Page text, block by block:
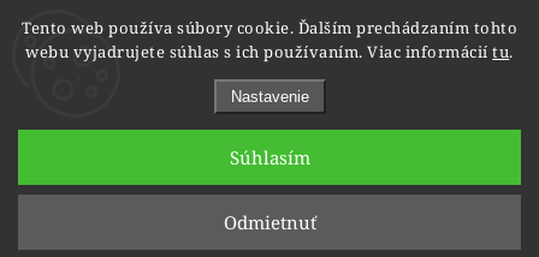
Tento web používa súbory cookie. Ďalším prechádzaním tohto
webu vyjadrujete súhlas s ich používaním. Viac informáciítu.
Nastavenie
Odmietnuť
Súhlasím
Upraviť nastavenie cookies
ZOBRAZIŤ RECENZIE